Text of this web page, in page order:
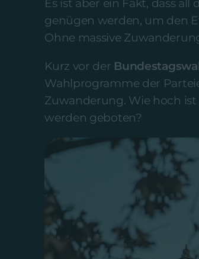
Es ist aber ein Fakt, dass
genügen werden, um den
Ohne massive
Kurz vor der
Wahlprogramme der
Zuwanderung. Wie hoch
werden geboten?